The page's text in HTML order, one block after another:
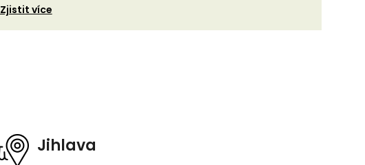
Zjistit více
Jihlava